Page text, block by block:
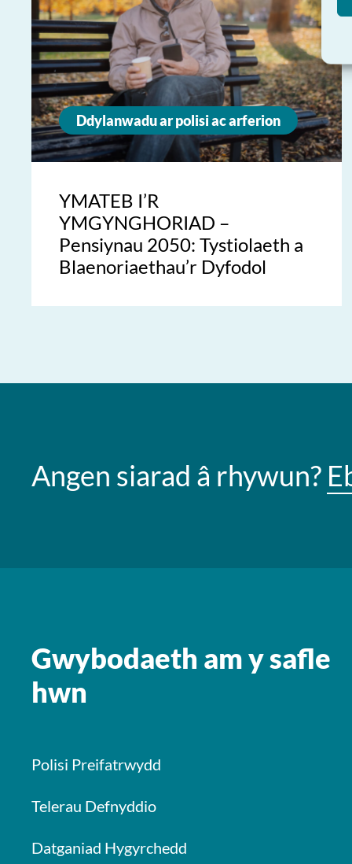
Ddylanwadu ar polisi ac arferion
YMATEB I’R
YMGYNGHORIAD –
Pensiynau 2050: Tystiolaeth a
Blaenoriaethau’r Dyfodol
Angen siarad â rhywun?
Gwybodaeth am y safle
hwn
Polisi Preifatrwydd
Telerau Defnyddio
Datganiad Hygyrchedd